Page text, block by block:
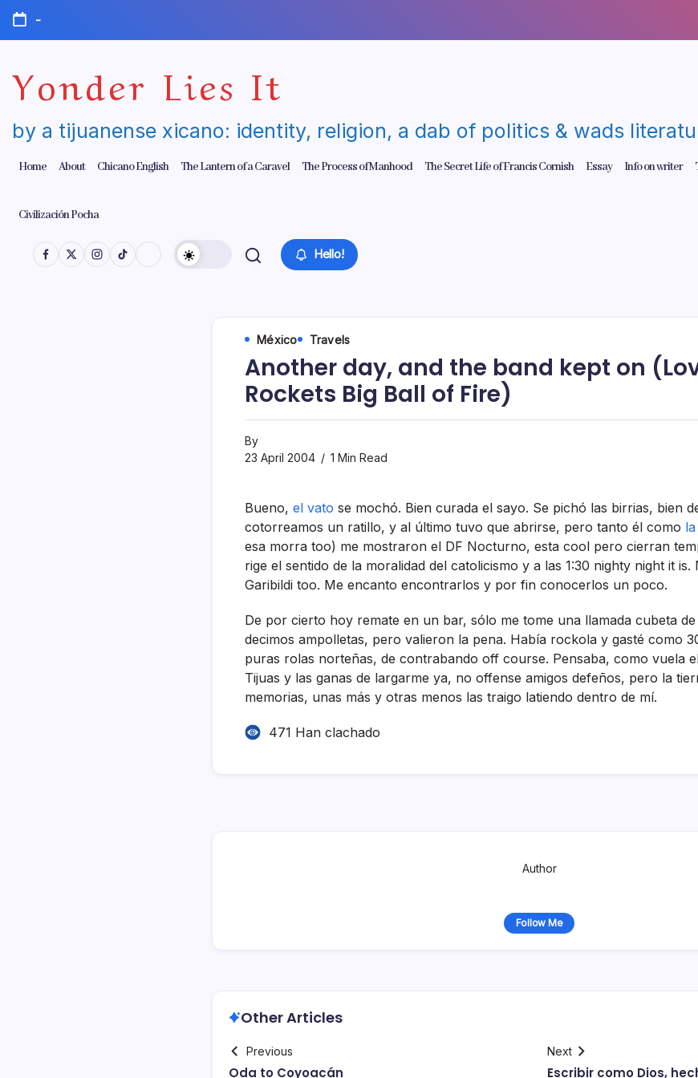
Skip
content
-
Yonder Lies It
by a tijuanense xicano: identity, religion, a dab of politics & wads
Home About Chicano English The Lantern of a Caravel The Process of Manhood The Secret Life of Francis Cornish Essay Info on writer
Civilización Pocha
Hello!
México Travels
Another day, and the band kept on
Rockets Big Ball of Fire)
By
23 April 2004
1 Min Read
Bueno, el vato se mochó. Bien curada el sayo. Se pichó las birrias, bien
cotorreamos un ratillo, y al último tuvo que abrirse, pero tanto él como
esa morra too) me mostraron el DF Nocturno, esta cool pero cierran
rige el sentido de la moralidad del catolicismo y a las 1:30 nighty night it
Garibildi too. Me encanto encontrarlos y por fin conocerlos un poco.
De por cierto hoy remate en un bar, sólo me tome una llamada cubeta
decimos ampolletas, pero valieron la pena. Habí­a rockola y gasté como
puras rolas norteñas, de contrabando off course. Pensaba, como vuela
Tijuas y las ganas de largarme ya, no offense amigos defeños, pero la
memorias, unas más y otras menos las traigo latiendo dentro de mí­.
471 Han clachado
Author
Follow Me
Other Articles
Previous
Oda to Coyoacán
Next
Escribir como Dios,